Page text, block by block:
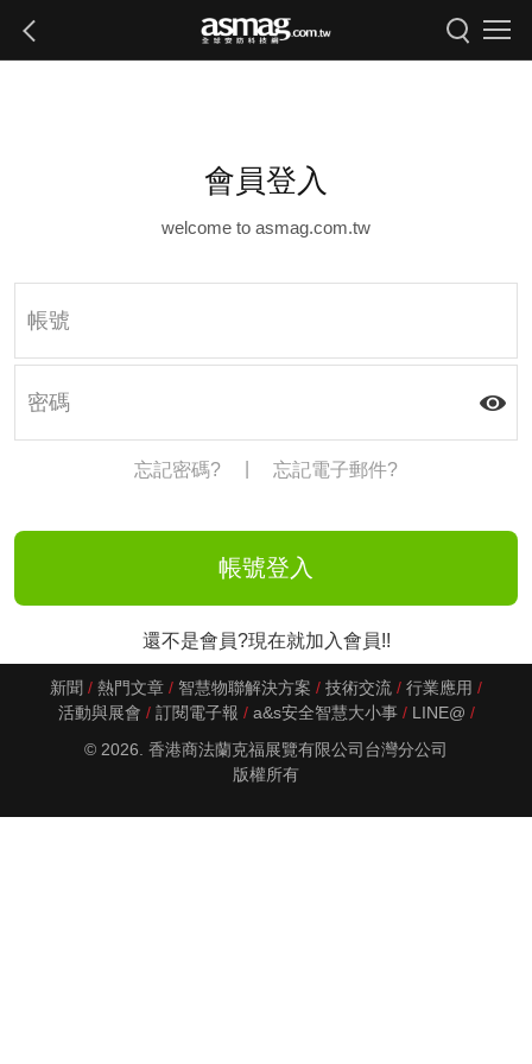
會員登入
welcome to asmag.com.tw
忘記密碼? 忘記電子郵件?
還不是會員?現在就加入會員!!
新聞 熱門文章 智慧物聯解決方案 技術交流
行業應用
活動與展會
訂閱電子報 a&s安全智慧大小事
LINE@
© 2026. 香港商法蘭克福展覽有限公司台灣分公司
版權所有